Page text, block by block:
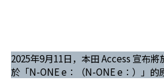
2025年9月11日，本田 Access 宣布
於「N-ONE e：（N-ONE e：）」的